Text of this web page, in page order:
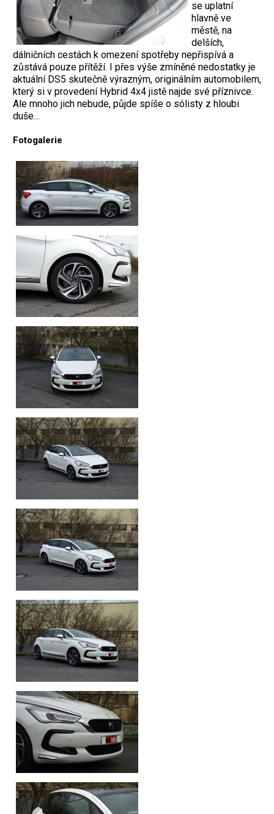
se uplatní
hlavně ve
městě, na
delších,
dálničních cestách k omezení spotřeby nepřispívá a
zůstává pouze přítěží. I přes výše zmíněné nedostatky je
aktuální DS5 skutečně výrazným, originálním automobilem,
který si v provedení Hybrid 4x4 jistě najde své příznivce.
Ale mnoho jich nebude, půjde spíše o sólisty z hloubi
duše…
Fotogalerie